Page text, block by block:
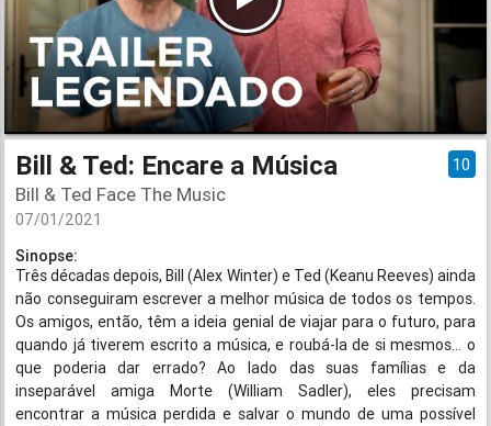
Bill & Ted: Encare a Música 10
Bill & Ted Face The Music
07/01/2021
Sinopse:
Três décadas depois, Bill (Alex Winter) e Ted (Keanu Reeves) ainda
não conseguiram escrever a melhor música de todos os tempos.
Os amigos, então, têm a ideia genial de viajar para o futuro, para
quando já tiverem escrito a música, e roubá-la de si mesmos… o
que poderia dar errado? Ao lado das suas famílias e da
inseparável amiga Morte (William Sadler), eles precisam
encontrar a música perdida e salvar o mundo de uma possível